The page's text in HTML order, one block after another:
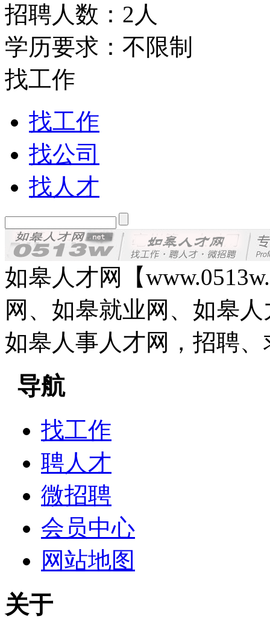
招聘人数：2人
学历要求：不限制
找工作
找工作
找公司
找人才
如皋人才网【
网、如皋就业网、如皋
如皋人事人才网，招聘
导航
找工作
聘人才
微招聘
会员中心
网站地图
关于